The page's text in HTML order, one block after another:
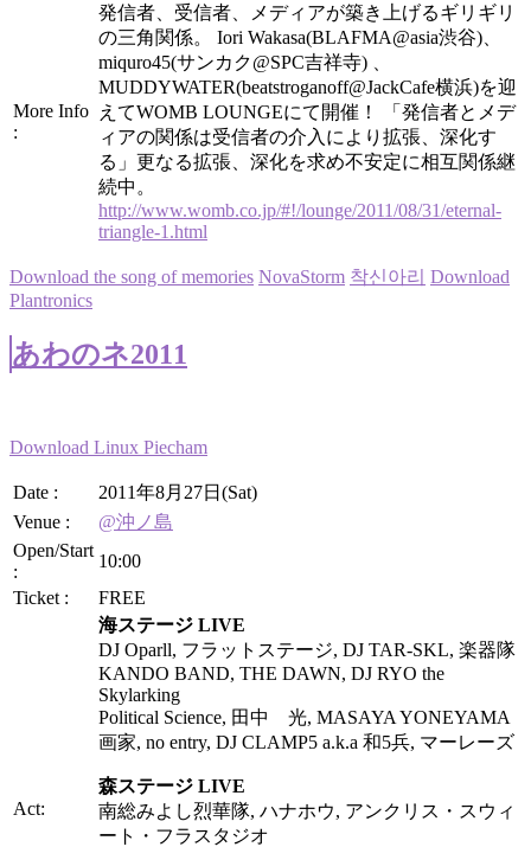
More Info
:
発信者、受信者、メディアが築き上げるギリギリ
の三角関係。 Iori Wakasa(BLAFMA@asia渋谷)、
miquro45(サンカク@SPC吉祥寺) 、
MUDDYWATER(beatstroganoff@JackCafe横浜)を迎
えてWOMB LOUNGEにて開催！ 「発信者とメデ
ィアの関係は受信者の介入により拡張、深化す
る」更なる拡張、深化を求め不安定に相互関係継
続中。
http://www.womb.co.jp/#!/lounge/2011/08/31/eternal-
triangle-1.html
Download the song of memories NovaStorm 착신아리 Download
Plantronics
あわのネ2011
Download Linux Piecham
Date :
2011年8月27日(Sat)
Venue :
@沖ノ島
Open/Start
:
10:00
Ticket :
FREE
Act:
海ステージ LIVE
DJ Oparll, フラットステージ, DJ TAR-SKL, 楽器隊
KANDO BAND, THE DAWN, DJ RYO the
Skylarking
Political Science, 田中 光, MASAYA YONEYAMA
画家, no entry, DJ CLAMP5 a.k.a 和5兵, マーレーズ
森ステージ LIVE
南総みよし烈華隊, ハナホウ, アンクリス・スウィ
ート・フラスタジオ